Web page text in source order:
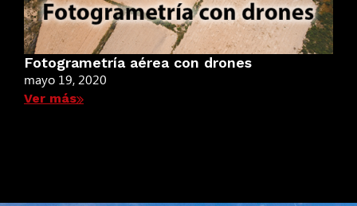
Fotogrametría aérea con drones
mayo 19, 2020
Ver más